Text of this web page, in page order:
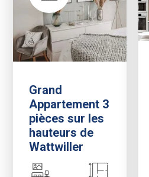
Grand
Appartement 3
pièces sur les
hauteurs de
Wattwiller